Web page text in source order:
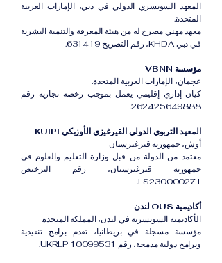
المعهد السويسري الدولي في دبي، الإمارات العربية
المتحدة.
معهد مهني مصرح له من هيئة المعرفة والتنمية البشرية
في دبي KHDA، رقم التصريح 631419.
مؤسسة VBNN
عجمان، الإمارات العربية المتحدة.
كيان إداري إقليمي يعمل بموجب رخصة تجارية رقم
262425649888.
المعهد التربوي الدولي القيرغيزي الأوزبكي KUIPI
أوش، جمهورية قيرغيزستان
معتمد من الدولة من قبل وزارة التعليم والعلوم في
جمهورية قيرغيزستان، رقم الترخيص
LS230000271.
أكاديمية OUS لندن
الأكاديمية السويسرية في لندن، المملكة المتحدة.
مؤسسة مسجلة في بريطانيا، تقدم برامج تنفيذية
وبرامج دولية مدمجة، رقم UKRLP 10099531.